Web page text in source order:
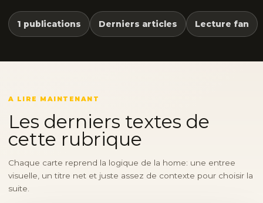
1 publications Derniers articles Lecture fan
A LIRE MAINTENANT
Les derniers textes de
cette rubrique
Chaque carte reprend la logique de la home: une entree
visuelle, un titre net et juste assez de contexte pour choisir la
suite.